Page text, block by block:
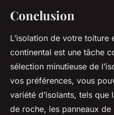
Conclusion
L’isolation de votre toiture
continental est une tâche
sélection minutieuse de
vos préférences, vous
variété d’isolants, tels
de roche, les panneaux